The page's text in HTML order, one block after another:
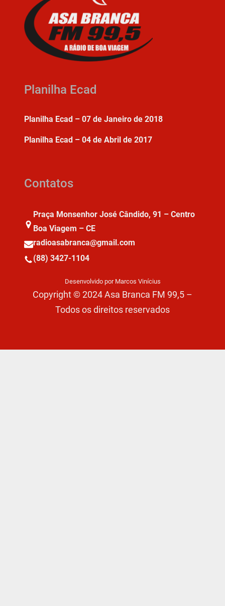
Planilha Ecad
Planilha Ecad – 07 de Janeiro de 2018
Planilha Ecad – 04 de Abril de 2017
Contatos
Praça Monsenhor José Cândido, 91 – Centro
Boa Viagem – CE
radioasabranca@gmail.com
(88) 3427-1104
Desenvolvido por Marcos Vinícius
Copyright © 2024 Asa Branca FM 99,5 –
Todos os direitos reservados